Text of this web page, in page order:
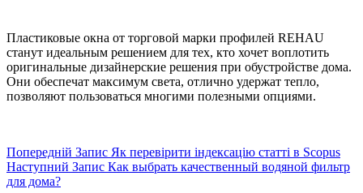
Пластиковые окна от торговой марки профилей REHAU
станут идеальным решением для тех, кто хочет воплотить
оригинальные дизайнерские решения при обустройстве дома.
Они обеспечат максимум света, отлично удержат тепло,
позволяют пользоваться многими полезными опциями.
Попередній Запис Як перевірити індексацію статті в Scopus
Наступний Запис Как выбрать качественный водяной фильтр
для дома?